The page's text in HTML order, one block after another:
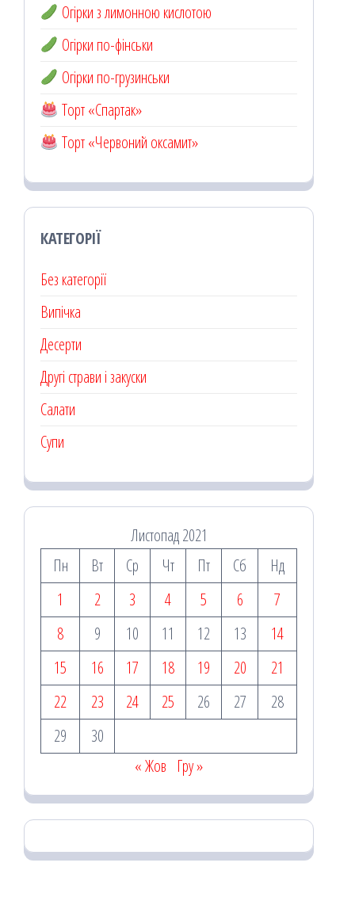
Огірки з лимонною кислотою
Огірки по-фінськи
Огірки по-грузинськи
Торт «Спартак»
Торт «Червоний оксамит»
КАТЕГОРІЇ
Без категорії
Випічка
Десерти
Другі страви і закуски
Салати
Супи
Листопад 2021
Пн
Вт Ср Чт Пт Сб
Нд
1
2 3 4 5 6
7
8
9 10 11 12 13
14
15
16 17 18 19 20
21
22
23 24 25 26 27
28
29
30
« Жов Гру »